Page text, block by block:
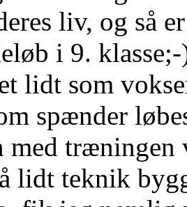
liv, og så
i 9.
lidt som
spænder
med træningen
lidt teknik